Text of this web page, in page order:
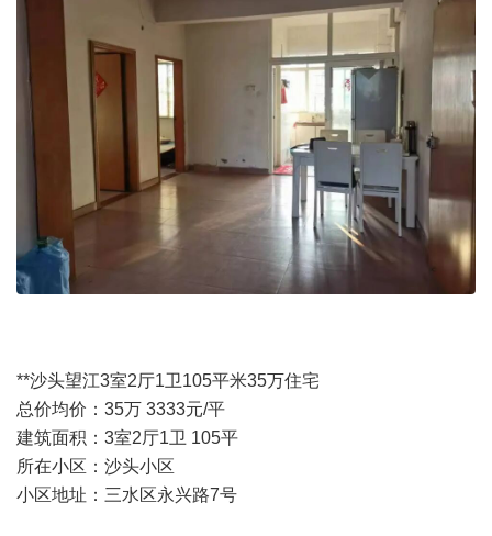
**沙头望江3室2厅1卫105平米35万住宅
总价均价：35万 3333元/平
建筑面积：3室2厅1卫 105平
所在小区：沙头小区
小区地址：三水区永兴路7号